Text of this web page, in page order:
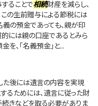
ることで相続財産を減らし、
この生前贈与による節税には
の預金であっても、親が印
的には親の口座であるとみら
、「名義預金」と...
た後には遺言の内容を実現
るためには、遺言に従った財
きなどを取る必要がありま